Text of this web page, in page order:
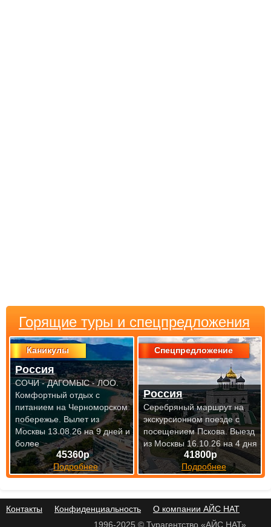
Горящие туры и спецпредложения
Каникулы
45360р
Подробнее
Россия
СОЧИ - ДАГОМЫС - ЛОО.
Комфортный отдых с
питанием на Черноморском
побережье. Вылет из
Москвы 13.08.26 на 9 дней и
более
Спецпредложение
41800р
Подробнее
Россия
Серебряный маршрут на
экскурсионном поезде с
посещением Пскова.Выезд
из Москвы 16.10.26 на 4 дня
Контакты Конфиденциальность
О компании АЙС НАТ
1996-2025 © Турагентство «АЙС НАТ»